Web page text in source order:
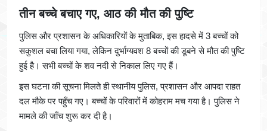
तीन बच्चे बचाए गए, आठ की मौत की पुष्टि
पुलिस और प्रशासन के अधिकारियों के मुताबिक, इस हादसे में 3 बच्चों को
सकुशल बचा लिया गया, लेकिन दुर्भाग्यवश 8 बच्चों की डूबने से मौत की पुष्टि
हुई है। सभी बच्चों के शव नदी से निकाल लिए गए हैं।
इस घटना की सूचना मिलते ही स्थानीय पुलिस, प्रशासन और आपदा राहत
दल मौके पर पहुँच गए। बच्चों के परिवारों में कोहराम मच गया है। पुलिस ने
मामले की जाँच शुरू कर दी है।